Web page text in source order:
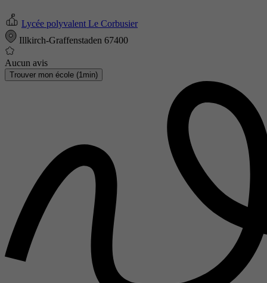
Lycée polyvalent Le Corbusier
Illkirch-Graffenstaden 67400
Aucun avis
Trouver mon école (1min)